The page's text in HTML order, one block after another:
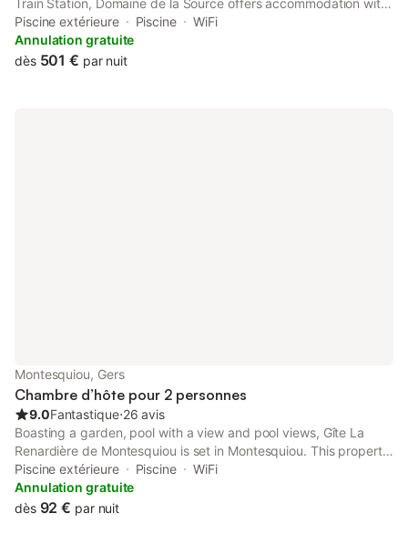
Train Station, Domaine de la Source offers accommodation with
a solarium and an open-air bath. There is an in-house restaurant
and free private parking.
Piscine extérieure Piscine
WiFi
Annulation gratuite
dès 501 € par nuit
Montesquiou, Gers
Chambre d’hôte pour 2 personnes
9.0Fantastique⋅26 avis
Boasting a garden, pool with a view and pool views, Gîte La
Renardière de Montesquiou is set in Montesquiou. This property
offers access to a terrace, free private parking and free WiFi.
Piscine extérieure Piscine
WiFi
Annulation gratuite
dès 92 € par nuit